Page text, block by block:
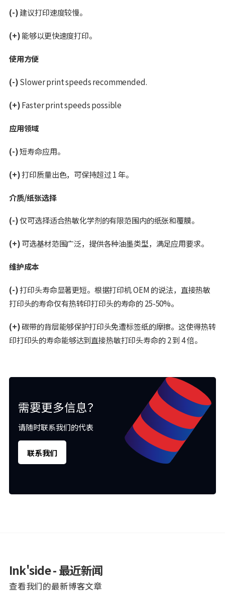
(-)建议打印速度较慢。
(+)能够以更快速度打印。
使用方便
(-)Slower print speeds recommended.
(+)Faster print speeds possible
应用领域
(-)短寿命应用。
(+)打印质量出色，可保持超过 1 年。
介质/纸张选择
(-)仅可选择适合热敏化学剂的有限范围内的纸张和覆膜。
(+)可选基材范围广泛，提供各种油墨类型，满足应用要求。
维护成本
(-)打印头寿命显著更短。根据打印机 OEM 的说法，直接热敏
打印头的寿命仅有热转印打印头的寿命的 25-50%。
(+)碳带的背层能够保护打印头免遭标签纸的摩擦。这使得热转
印打印头的寿命能够达到直接热敏打印头寿命的 2 到 4 倍。
需要更多信息？
请随时联系我们的代表
联系我们
Ink'side - 最近新闻
查看我们的最新博客文章